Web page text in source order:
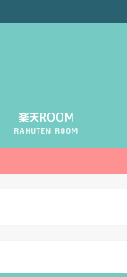
楽天ROOM
RAKUTEN ROOM